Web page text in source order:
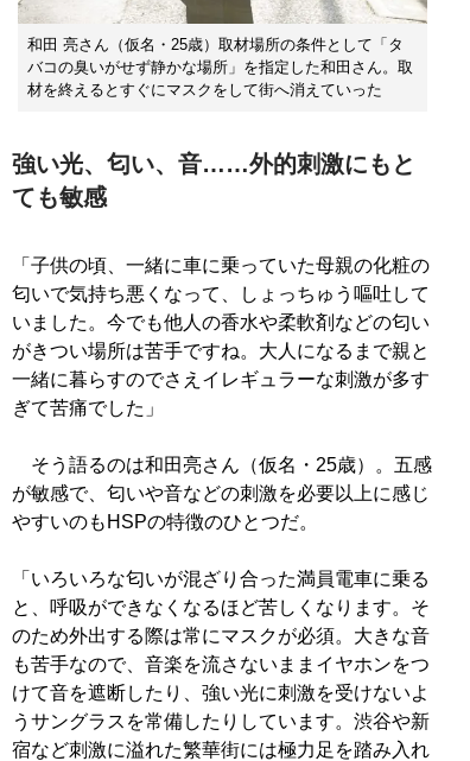
和田 亮さん（仮名・25歳）取材場所の条件として「タ
バコの臭いがせず静かな場所」を指定した和田さん。取
材を終えるとすぐにマスクをして街へ消えていった
強い光、匂い、音……外的刺激にもと
ても敏感
「子供の頃、一緒に車に乗っていた母親の化粧の
匂いで気持ち悪くなって、しょっちゅう嘔吐して
いました。今でも他人の香水や柔軟剤などの匂い
がきつい場所は苦手ですね。大人になるまで親と
一緒に暮らすのでさえイレギュラーな刺激が多す
ぎて苦痛でした」
そう語るのは和田亮さん（仮名・25歳）。五感
が敏感で、匂いや音などの刺激を必要以上に感じ
やすいのもHSPの特徴のひとつだ。
「いろいろな匂いが混ざり合った満員電車に乗る
と、呼吸ができなくなるほど苦しくなります。そ
のため外出する際は常にマスクが必須。大きな音
も苦手なので、音楽を流さないままイヤホンをつ
けて音を遮断したり、強い光に刺激を受けないよ
うサングラスを常備したりしています。渋谷や新
宿など刺激に溢れた繁華街には極力足を踏み入れ